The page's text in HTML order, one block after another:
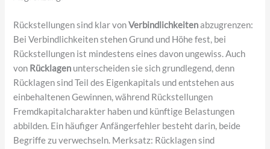
Rückstellungen sind klar vonVerbindlichkeitenabzugrenzen:
Bei Verbindlichkeiten stehen Grund und Höhe fest, bei
Rückstellungen ist mindestens eines davon ungewiss. Auch
von Rücklagen unterscheiden sie sich grundlegend, denn
Rücklagen sind Teil des Eigenkapitals und entstehen aus
einbehaltenen Gewinnen, während Rückstellungen
Fremdkapitalcharakter haben und künftige Belastungen
abbilden. Ein häufiger Anfängerfehler besteht darin, beide
Begriffe zu verwechseln. Merksatz: Rücklagen sind